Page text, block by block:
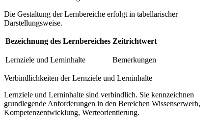
Die Gestaltung der Lernbereiche erfolgt in tabellarischer
Darstellungsweise.
Bezeichnung des Lernbereiches Zeitrichtwert
Lernziele und Lerninhalte Bemerkungen
Verbindlichkeiten der Lernziele und Lerninhalte
Lernziele und Lerninhalte sind verbindlich. Sie kennzeichnen
grundlegende Anforderungen in den Bereichen Wissenserwerb,
Kompetenzentwicklung, Werteorientierung.